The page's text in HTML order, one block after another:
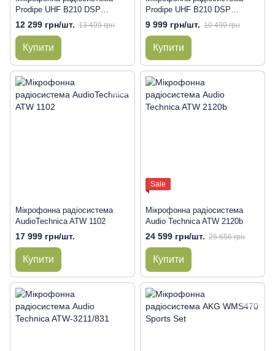
Prodipe UHF B210 DSP
Headset Duo
12 299 грн/шт. 13 499 грн
Купити
Prodipe UHF B210 DSP
Headset Solo
9 999 грн/шт. 10 499 грн
Купити
Мікрофонна радіосистема
AudioTechnica ATW 1102
17 999 грн/шт.
Купити
Sale
Мікрофонна радіосистема
Audio Technica ATW 2120b
24 599 грн/шт. 25 656 грн
Купити